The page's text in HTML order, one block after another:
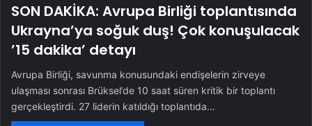
SON DAKİKA: Avrupa Birliği toplantısında
Ukrayna’ya soğuk duş! Çok konuşulacak
’15 dakika’ detayı
Avrupa Birliği, savunma konusundaki endişelerin zirveye
ulaşması sonrası Brüksel’de 10 saat süren kritik bir toplantı
gerçekleştirdi. 27 liderin katıldığı toplantıda…